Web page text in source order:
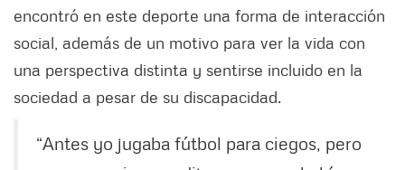
encontró en este deporte una forma de interacción
social, además de un motivo para ver la vida con
una perspectiva distinta y sentirse incluido en la
sociedad a pesar de su discapacidad.
“Antes yo jugaba fútbol para ciegos, pero